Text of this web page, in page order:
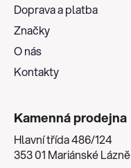
Doprava a platba
Značky
O nás
Kontakty
Kamenná prodejna
Hlavní třída 486/124
353 01 Mariánské Lázně